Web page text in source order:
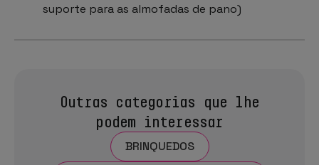
suporte para as almofadas de pano)
Outras categorias que lhe
podem interessar
BRINQUEDOS